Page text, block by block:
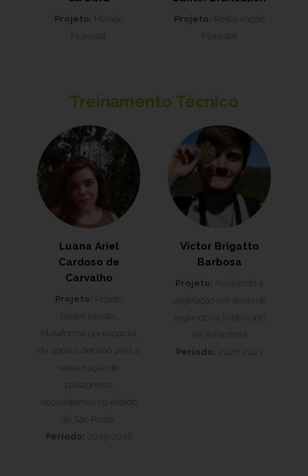
Projeto: Manejo
Florestal
Projeto: Restauração
Florestal
Treinamento Técnico
Luana Ariel
Cardoso de
Carvalho
Projeto: Projeto
RedeFloresta:
Plataforma geoespacial
de apoio à decisão para a
restauração de
paisagens e
ecossistemas no estado
de São Paulo.
Período: 2025-2026
Victor Brigatto
Barbosa
Projeto: Avaliando a
vegetação em áreas de
segundo ciclo de corte
na Amazônia
Período: 2026-2027